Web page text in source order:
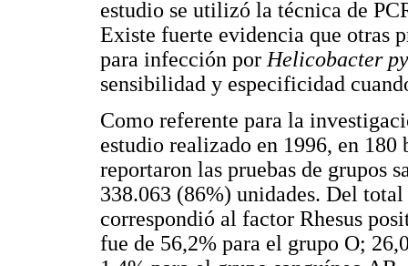
estudio se utilizó la técnica de
Existe fuerte evidencia que otras
para infección por Helicobacter
sensibilidad y especificidad
Como referente para la
estudio realizado en 1996, en 180
reportaron las pruebas de grupos
338.063 (86%) unidades. Del
correspondió al factor Rhesus
fue de 56,2% para el grupo O;